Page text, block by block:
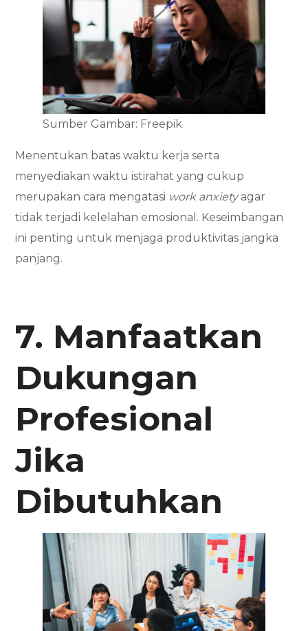
Sumber Gambar: Freepik
Menentukan batas waktu kerja serta
menyediakan waktu istirahat yang cukup
merupakan cara mengatasi work anxietyagar
tidak terjadi kelelahan emosional. Keseimbangan
ini penting untuk menjaga produktivitas jangka
panjang.
7. Manfaatkan
Dukungan
Profesional
Jika
Dibutuhkan